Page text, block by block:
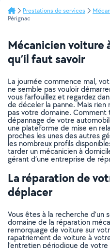
Prestations de services
Pérignac
Mécanicien voiture
qu’il faut savoir
La journée commence mal,
ne semble pas vouloir
vous farfouillez et regardez
de déceler la panne. Mais rien
pas votre domaine. Comment
dépannage de votre
une plateforme de mise en
proches les unes des autres
les nombreux profils
tarder un mécanicien à
gérant d’une entreprise de
La réparation de
déplacer
Vous êtes à la recherche d’un
domaine de la réparation
remorquage de voiture sur
rapatriement de voiture à
l’entretien périodique de